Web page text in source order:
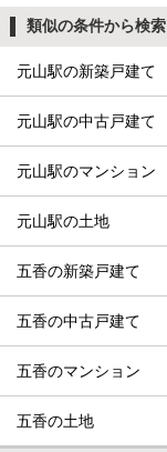
類似の条件から検索
元山駅の新築戸建て
元山駅の中古戸建て
元山駅のマンション
元山駅の土地
五香の新築戸建て
五香の中古戸建て
五香のマンション
五香の土地